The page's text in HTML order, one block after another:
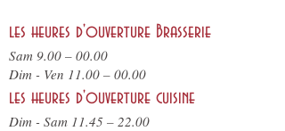
les heures d'ouverture Brasserie
Sam 9.00 – 00.00
Dim - Ven 11.00 – 00.00
les heures d'ouverture cuisine
Dim - Sam 11.45 – 22.00